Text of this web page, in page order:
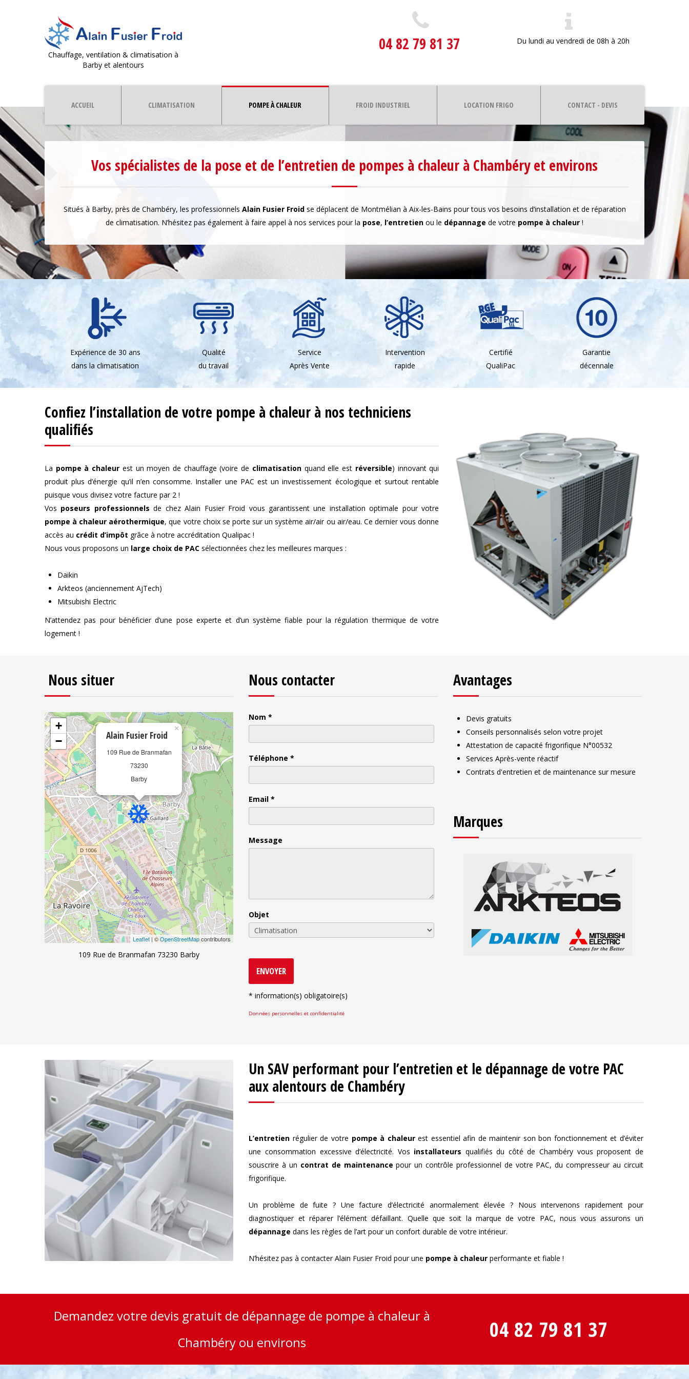
Chauffage, ventilation & climatisation à
Barby et alentours
04 82 79 81 37 Du lundi au vendredi de 08h à 20h
ACCUEIL CLIMATISATION POMPE À CHALEUR FROID INDUSTRIEL LOCATION FRIGO CONTACT - DEVIS
Vos spécialistes de la pose et de l’entretien de pompes à chaleur à Chambéry et environs
Situés à Barby, près de Chambéry, les professionnels Alain Fusier Froidse déplacent de Montmélian à Aix-les-Bains pour tous vos besoins d’installation et de réparation
de climatisation. N’hésitez pas également à faire appel à nos services pour la pose, l’entretien ou le dépannage de votre pompe à chaleur !
Expérience de 30 ans
dans la climatisation
Qualité
du travail
Service
Après Vente
Intervention
rapide
Certifié
QualiPac
Garantie
décennale
Confiez l’installation de votre pompe à chaleur à nos techniciens
qualifiés
La pompe à chaleur est un moyen de chauffage (voire de climatisationquand elle est réversible) innovant qui
produit plus d’énergie qu’il n’en consomme. Installer une PAC est un investissement écologique et surtout rentable
puisque vous divisez votre facture par 2 !
Vos poseurs professionnels de chez Alain Fusier Froid vous garantissent une installation optimale pour votre
pompe à chaleur aérothermique, que votre choix se porte sur un système air/air ou air/eau. Ce dernier vous donne
accès au crédit d’impôt grâce à notre accréditation Qualipac !
Nous vous proposons un large choix de PAC sélectionnées chez les meilleures marques :
Daikin
Arkteos (anciennement AjTech)
Mitsubishi Electric
N’attendez pas pour bénéficier d’une pose experte et d’un système fiable pour la régulation thermique de votre
logement !
Nous situer
Alain Fusier Froid
109 Rue de Branmafan
73230
Barby
×
+
−
Leaflet | ©OpenStreetMapcontributors
109 Rue de Branmafan 73230 Barby
Nous contacter
Nom*
Téléphone*
Email*
Message
Objet
ENVOYER
* information(s) obligatoire(s)
Données personnelles et confidentialité
Avantages
Devis gratuits
Conseils personnalisés selon votre projet
Attestation de capacité frigorifique N°00532
Services Après-vente réactif
Contrats d'entretien et de maintenance sur mesure
Marques
Un SAV performant pour l’entretien et le dépannage de votre PAC
aux alentours de Chambéry
L’entretien régulier de votre pompe à chaleurest essentiel afin de maintenir son bon fonctionnement et d’éviter
une consommation excessive d’électricité. Vos installateurs qualifiés du côté de Chambéry vous proposent de
souscrire à un contrat de maintenance pour un contrôle professionnel de votre PAC, du compresseur au circuit
frigorifique.
Un problème de fuite ? Une facture d’électricité anormalement élevée ? Nous intervenons rapidement pour
diagnostiquer et réparer l’élément défaillant. Quelle que soit la marque de votre PAC, nous vous assurons un
dépannage dans les règles de l’art pour un confort durable de votre intérieur.
N’hésitez pas à contacter Alain Fusier Froid pour une pompe à chaleur performante et fiable !
Demandez votre devis gratuit de dépannage de pompe à chaleur à
Chambéry ou environs
04 82 79 81 37